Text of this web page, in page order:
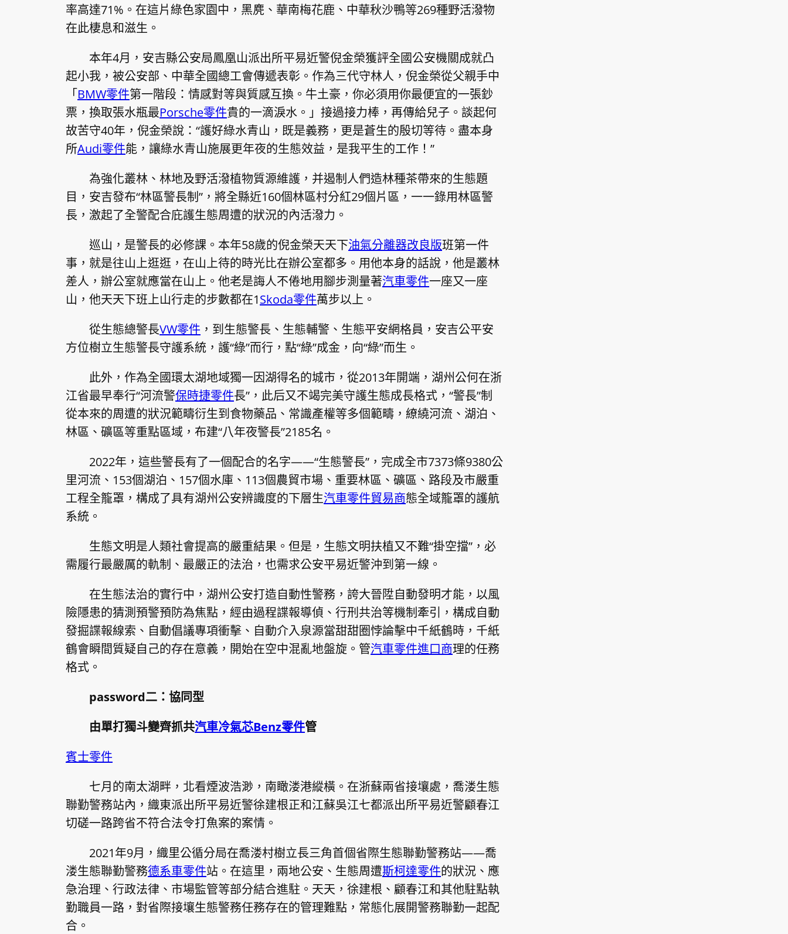
率高達71%。在這片綠色家園中，黑麂、華南梅花鹿、中華秋沙鴨等269種野活潑物
在此棲息和滋生。
本年4月，安吉縣公安局鳳凰山派出所平易近警倪金榮獲評全國公安機關成就凸
起小我，被公安部、中華全國總工會傳遞表彰。作為三代守林人，倪金榮從父親手中
「BMW零件第一階段：情感對等與質感互換。牛土豪，你必須用你最便宜的一張鈔
票，換取張水瓶最Porsche零件貴的一滴淚水。」接過接力棒，再傳給兒子。談起何
故苦守40年，倪金榮說：“護好綠水青山，既是義務，更是蒼生的殷切等待。盡本身
所Audi零件能，讓綠水青山施展更年夜的生態效益，是我平生的工作！”
為強化叢林、林地及野活潑植物質源維護，并遏制人們造林種茶帶來的生態題
目，安吉發布“林區警長制”，將全縣近160個林區村分紅29個片區，一一錄用林區警
長，激起了全警配合庇護生態周遭的狀況的內活潑力。
巡山，是警長的必修課。本年58歲的倪金榮天天下油氣分離器改良版班第一件
事，就是往山上逛逛，在山上待的時光比在辦公室都多。用他本身的話說，他是叢林
差人，辦公室就應當在山上。他老是誨人不倦地用腳步測量著汽車零件一座又一座
山，他天天下班上山行走的步數都在1Skoda零件萬步以上。
從生態總警長VW零件 ，到生態警長、生態輔警、生態平安網格員，安吉公平安
方位樹立生態警長守護系統，護“綠”而行，點“綠”成金，向“綠”而生。
此外，作為全國環太湖地域獨一因湖得名的城市，從2013年開端，湖州公何在浙
江省最早奉行“河流警保時捷零件長”，此后又不竭完美守護生態成長格式，“警長”制
從本來的周遭的狀況範疇衍生到食物藥品、常識產權等多個範疇，繚繞河流、湖泊、
林區、礦區等重點區域，布建“八年夜警長”2185名。
2022年，這些警長有了一個配合的名字——“生態警長”，完成全市7373條9380公
里河流、153個湖泊、157個水庫、113個農貿市場、重要林區、礦區、路段及市嚴重
工程全籠罩，構成了具有湖州公安辨識度的下層生汽車零件貿易商態全域籠罩的護航
系統。
生態文明是人類社會提高的嚴重結果。但是，生態文明扶植又不難“掛空擋”，必
需履行最嚴厲的軌制、最嚴正的法治，也需求公安平易近警沖到第一線。
在生態法治的實行中，湖州公安打造自動性警務，誇大晉陞自動發明才能，以風
險隱患的猜測預警預防為焦點，經由過程諜報導偵、行刑共治等機制牽引，構成自動
發掘諜報線索、自動倡議專項衝擊、自動介入泉源當甜甜圈悖論擊中千紙鶴時，千紙
鶴會瞬間質疑自己的存在意義，開始在空中混亂地盤旋。管汽車零件進口商理的任務
格式。
password二：協同型
由單打獨斗變齊抓共汽車冷氣芯Benz零件管
賓士零件
七月的南太湖畔，北看煙波浩渺，南瞰溇港縱橫。在浙蘇兩省接壤處，喬溇生態
聯勤警務站內，織東派出所平易近警徐建根正和江蘇吳江七都派出所平易近警顧春江
切磋一路跨省不符合法令打魚案的案情。
2021年9月，織里公循分局在喬溇村樹立長三角首個省際生態聯勤警務站——喬
溇生態聯勤警務德系車零件站。在這里，兩地公安、生態周遭斯柯達零件的狀況、應
急治理、行政法律、市場監管等部分結合進駐。天天，徐建根、顧春江和其他駐點執
勤職員一路，對省際接壤生態警務任務存在的管理難點，常態化展開警務聯勤一起配
合。